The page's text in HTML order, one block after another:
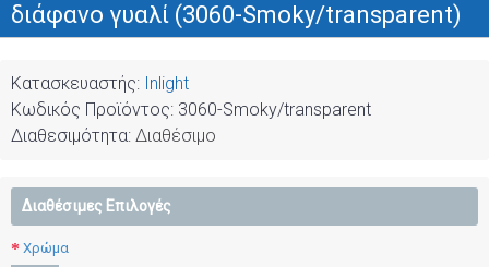
διάφανο γυαλί (3060-Smoky/transparent)
Κατασκευαστής: Inlight
Κωδικός Προϊόντος: 3060-Smoky/transparent
Διαθεσιμότητα: Διαθέσιμο
Διαθέσιμες Επιλογές
Χρώμα